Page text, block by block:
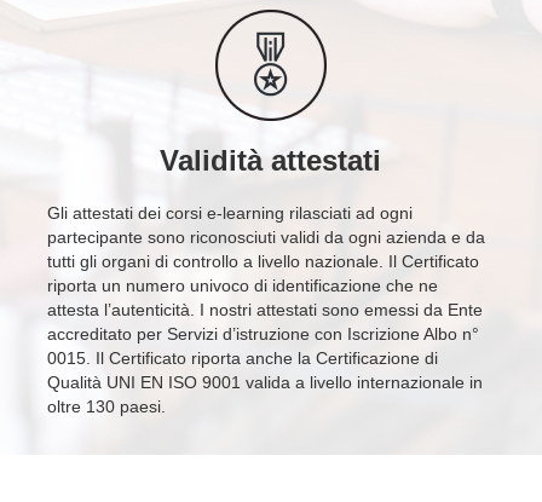
Validità attestati
Gli attestati dei corsi e-learning rilasciati ad ogni
partecipante sono riconosciuti validi da ogni azienda e da
tutti gli organi di controllo a livello nazionale. Il Certificato
riporta un numero univoco di identificazione che ne
attesta l’autenticità. I nostri attestati sono emessi da Ente
accreditato per Servizi d’istruzione con Iscrizione Albo n°
0015. Il Certificato riporta anche la Certificazione di
Qualità UNI EN ISO 9001 valida a livello internazionale in
oltre 130 paesi.